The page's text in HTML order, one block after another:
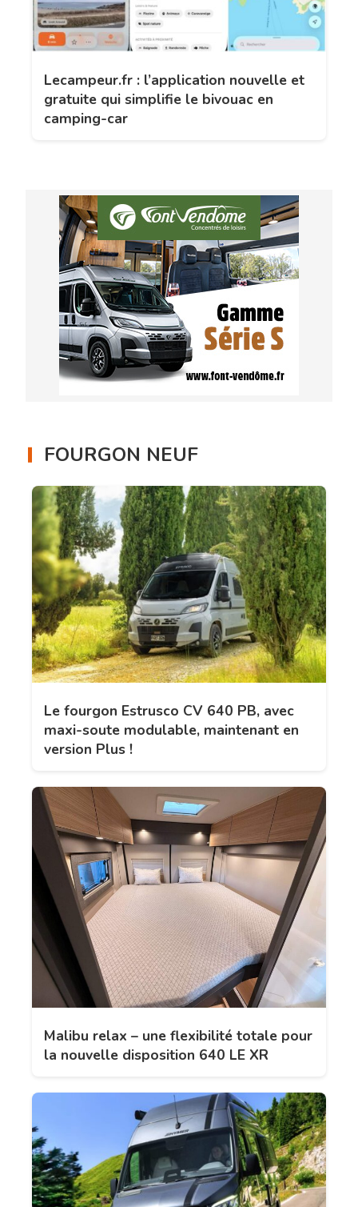
Lecampeur.fr : l’application nouvelle et
gratuite qui simplifie le bivouac en
camping-car
FOURGON NEUF
Le fourgon Estrusco CV 640 PB, avec
maxi-soute modulable, maintenant en
version Plus !
Malibu relax – une flexibilité totale pour
la nouvelle disposition 640 LE XR